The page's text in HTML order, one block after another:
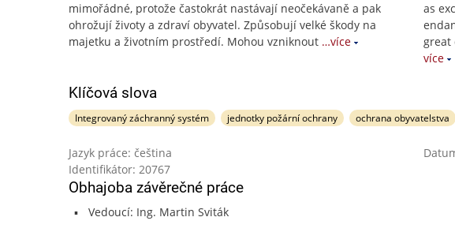
mimořádné, protože častokrát nastávají neočekávaně a pak
ohrožují životy a zdraví obyvatel. Způsobují velké škody na
majetku a životním prostředí. Mohou vzniknout …více
as
great
více
Klíčová slova
Integrovaný záchranný systém jednotky požární ochrany ochrana obyvatelstva
Jazyk práce: čeština
Identifikátor: 20767
Obhajoba závěrečné práce
Vedoucí: Ing. Martin Sviták